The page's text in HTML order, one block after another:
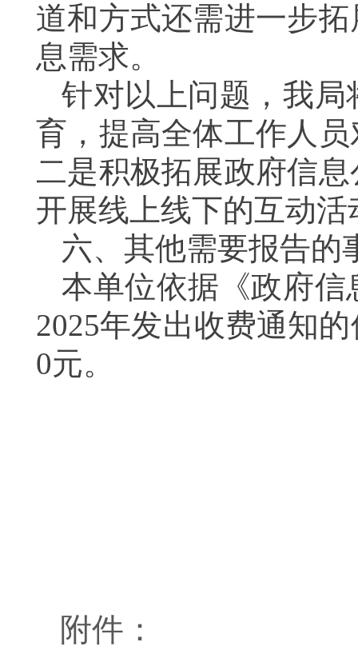
道和方式还需进一步
息需求。
针对以上问题，我
育，提高全体工作人
二是积极拓展政府信
开展线上线下的互动
六、其他需要报告的
本单位依据《政府
2025年发出收费通知
0元。
附件：